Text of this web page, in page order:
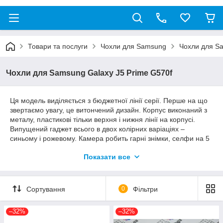
Товари та послуги Чохли для Samsung Чохли для
Чохли для Samsung Galaxy J5 Prime G570f
Ця модель виділяється з бюджетної лінії серії. Перше на що
звертаємо увагу, це витончений дизайн. Корпус виконаний з
металу, пластикові тільки верхня і нижня лінії на корпусі.
Випущений гаджет всього в двох колірних варіаціях –
синьому і рожевому. Камера робить гарні знімки, селфи на 5
Порівняно з попереднім варіантом моделі дисплей зазнав
Бонусом цієї моделі є сканер відбитків пальців для захисту
ваших даних.
Телефон характеризується відмінним відгуком сенсора і
виконанням команд користувача. Швидкодія забезпечується
Показати все
Сортування 0 Фільтри
–32% –32%